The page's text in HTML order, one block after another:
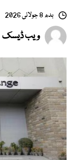
بدھ 8 جولائی 2026
ویب ڈیسک